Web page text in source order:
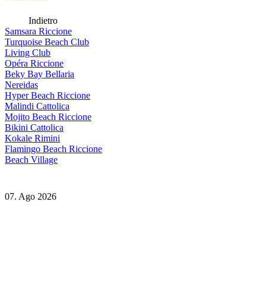
Indietro
Samsara Riccione
Turquoise Beach Club
Living Club
Opéra Riccione
Beky Bay Bellaria
Nereidas
Hyper Beach Riccione
Malindi Cattolica
Mojito Beach Riccione
Bikini Cattolica
Kokale Rimini
Flamingo Beach Riccione
Beach Village
07. Ago 2026